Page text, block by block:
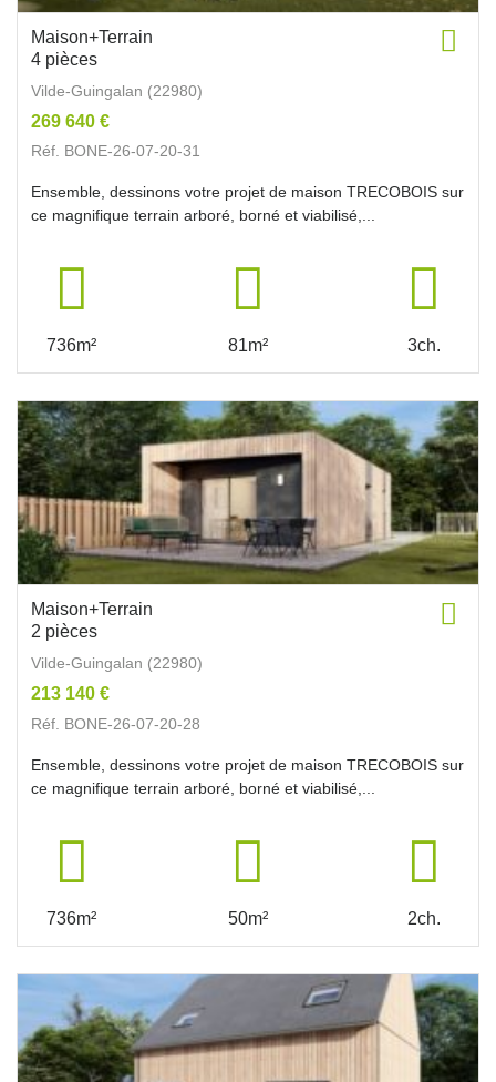
Maison+Terrain
4 pièces
Vilde-Guingalan (22980)
269 640 €
Réf. BONE-26-07-20-31
Ensemble, dessinons votre projet de maison TRECOBOIS sur
ce magnifique terrain arboré, borné et viabilisé,...
736m² 81m² 3ch.
Maison+Terrain
2 pièces
Vilde-Guingalan (22980)
213 140 €
Réf. BONE-26-07-20-28
Ensemble, dessinons votre projet de maison TRECOBOIS sur
ce magnifique terrain arboré, borné et viabilisé,...
736m² 50m² 2ch.